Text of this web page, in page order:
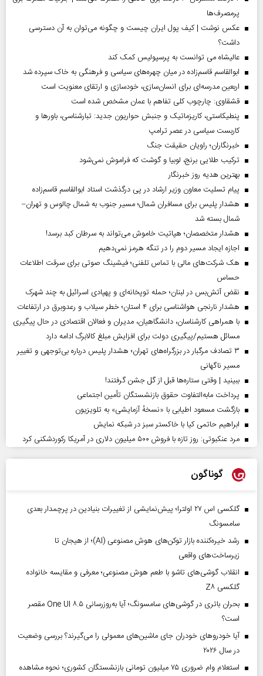
پرمصرف‌ها
عکس نوشت | کیف پول ایران چیست و چگونه می‌توان به آن دسترسی
داشت؟
عالیشاه می توانست به پرسپولیس کمک کند
ابوالقاسم قاسم‌زاده در میان چهره‌های سیاسی و فرهنگی به خاک سپرده شد
اربعین مدرسه‌ای برای انسان‌سازی، خودسازی و ارتقای معنویت است
قشقاوی: چارچوب کلی تفاهم با عمان مشخص شده است
پنطیکاستی، کاریزماتیک و جنبش حواریون جدید: تبارشناسی، باور‌ها و
کاربست سیاسی در عصر ترامپ
خبرنگاران؛ راویان حقیقت جنگ
ترکیب طلایی برنج، لوبیا و گوشت که فراموش نمی‌شود
بهترین هدیه روز خبرنگار
پیام تسلیت معاون وزیر ارشاد در پی درگذشت استاد ابوالقاسم قاسم‌زاده
هشدار پلیس برای مسافران شمال؛ مسیر جنوب به شمال چالوس و تهران–
شمال بسته شد
هشدار متخصصان؛ هپاتیت خاموش می‌تواند به سرطان کبد برسد!
اجازه ایجاد مسیر دوم را در تنگه هرمز نمی‌دهیم
هک شرکت‌های مالی با تماس تلفنی؛ فیشینگ صوتی برای سرقت اطلاعات
حساس
نقض آتش‌بس در لبنان؛ حمله توپخانه‌ای و پهپادی اسرائیل به چند شهرک
هشدار نارنجی هواشناسی برای ۴ استان؛ خطر سیلاب و رعدوبرق در ارتفاعات
با همراهی کارشناسان، دانشگاهیان، مدیران و فعالان اقتصادی در حال پیگیری
مسائل هستیم/پیگیری دولت برای افزایش مبلغ کالابرگ ادامه دارد
۳ تصادف مرگبار در بزرگراه‌های تهران؛ هشدار پلیس درباره بی‌توجهی و تغییر
مسیر ناگهانی
ببینید | وقتی ستاره‌ها قبل از گل جشن گرفتند!
پرداخت مابه‌التفاوت حقوق بازنشستگان تأمین اجتماعی
بازگشت مسعود اطیابی با «نسخهٔ آزمایشی» به تلویزیون
ابراهیم حاتمی کیا با خاکستر سبز در شبکه نمایش
مرد عنکبوتی: روز تازه با فروش ۵۰۰ میلیون دلاری در آمریکا رکوردشکنی کرد
گوناگون
گلکسی اس ۲۷ اولترا؛ پیش‌نمایشی از تغییرات بنیادین در پرچمدار بعدی
سامسونگ
رشد خیره‌کننده بازار توکن‌های هوش مصنوعی (AI)؛ از هیجان تا
زیرساخت‌های واقعی
انقلاب گوشی‌های تاشو‌ با طعم هوش مصنوعی؛ معرفی و مقایسه خانواده
گلکسی Z۸
بحران باتری در گوشی‌های سامسونگ؛ آیا به‌روزرسانی One UI ۸.۵ مقصر
است؟
آیا خودروهای خودران جای ماشین‌های معمولی را می‌گیرند؟ بررسی وضعیت
در سال ۲۰۲۶
استعلام وام ضروری ۷۵ میلیون تومانی بازنشستگان کشوری؛ نحوه مشاهده